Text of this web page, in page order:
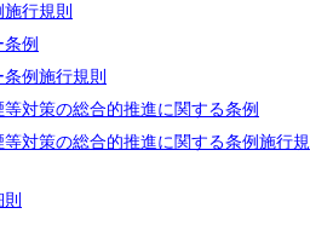
行規則
例
例施行規則
対策の総合的推進に関する条例
対策の総合的推進に関する条例施行規